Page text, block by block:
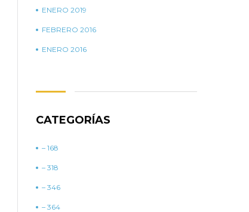
ENERO 2019
FEBRERO 2016
ENERO 2016
CATEGORÍAS
– 168
– 318
– 346
– 364